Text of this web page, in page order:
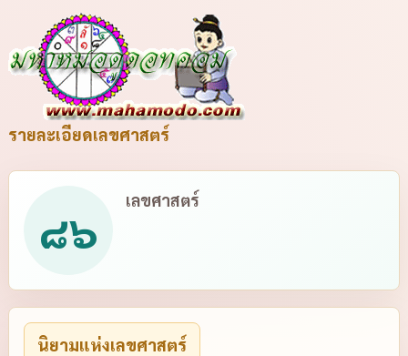
รายละเอียดเลขศาสตร์
๘๖
เลขศาสตร์
นิยามแห่งเลขศาสตร์